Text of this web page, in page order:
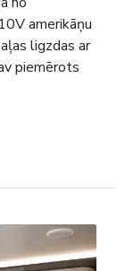
amerikāņu
ligzdas ar
piemērots